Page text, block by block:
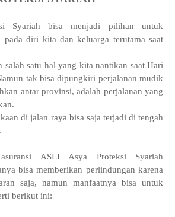
Syariah bisa menjadi pilihan untuk
pada diri kita dan keluarga terutama saat
salah satu hal yang kita nantikan saat Hari
tak bisa dipungkiri perjalanan mudik
antar provinsi, adalah perjalanan yang
di jalan raya bisa saja terjadi di tengah
ASLI Asya Proteksi Syariah
bisa memberikan perlindungan karena
saja, namun manfaatnya bisa untuk
berikut ini: